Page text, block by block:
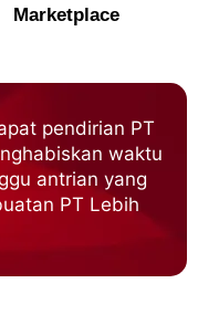
Marketplace
pendirian PT
waktu
antrian yang
PT Lebih